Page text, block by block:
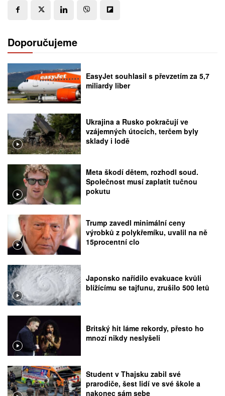
Doporučujeme
EasyJet souhlasil s převzetím za 5,7
miliardy liber
Ukrajina a Rusko pokračují ve
vzájemných útocích, terčem byly
sklady i lodě
Meta škodí dětem, rozhodl soud.
Společnost musí zaplatit tučnou
pokutu
Trump zavedl minimální ceny
výrobků z polykřemíku, uvalil na ně
15procentní clo
Japonsko nařídilo evakuace kvůli
blížícímu se tajfunu, zrušilo 500 letů
Britský hit láme rekordy, přesto ho
mnozí nikdy neslyšeli
Student v Thajsku zabil své
prarodiče, šest lidí ve své škole a
nakonec sám sebe